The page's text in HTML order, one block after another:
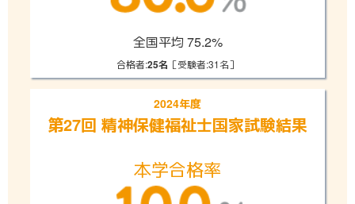
全国平均 75.2%
合格者:25名 ［受験者:31名］
2024年度
第27回 精神保健福祉士国家試験結果
本学合格率